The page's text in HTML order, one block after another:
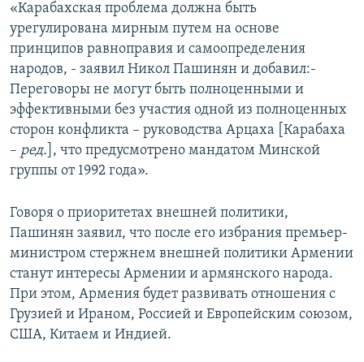
«Карабахская проблема должна быть
урегулирована мирным путем на основе
принципов равноправия и самоопределения
народов, - заявил Никол Пашинян и добавил:-
Переговоры не могут быть полноценными и
эффективными без участия одной из полноценных
сторон конфликта – руководства Арцаха [Карабаха
– ред. ], что предусмотрено мандатом Минской
группы от 1992 года».
Говоря о приоритетах внешней политики,
Пашинян заявил, что после его избрания премьер-
министром стержнем внешней политики Армении
станут интересы Армении и армянского народа.
При этом, Армения будет развивать отношения с
Грузией и Ираном, Россией и Европейским союзом,
США, Китаем и Индией.